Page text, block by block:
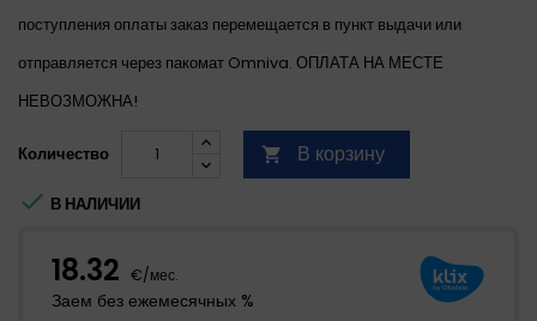
поступления оплаты заказ перемещается в пункт выдачи или
отправляется через пакомат Omniva. ОПЛАТА НА МЕСТЕ
НЕВОЗМОЖНА!
Количество  В корзину
 В НАЛИЧИИ